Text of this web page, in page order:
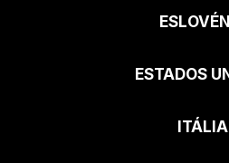
ESTADOS
ITÁLIA